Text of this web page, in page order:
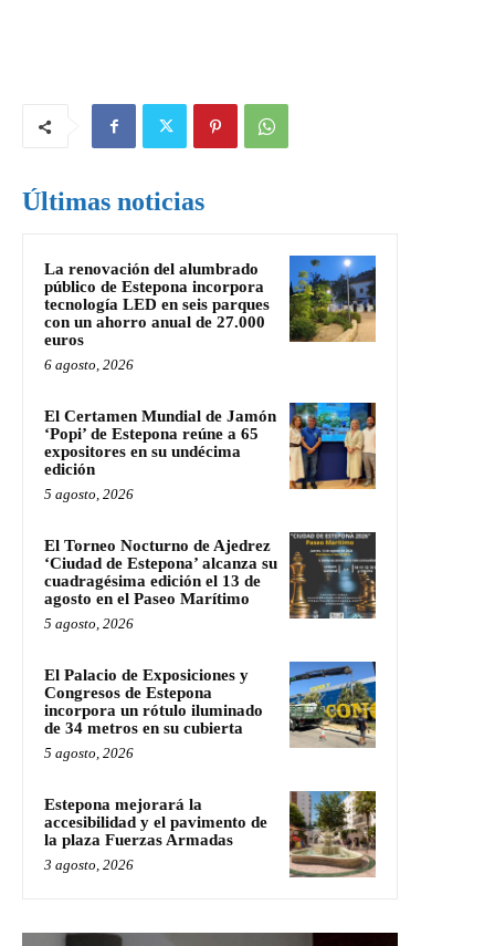
Últimas noticias
La renovación del alumbrado
público de Estepona incorpora
tecnología LED en seis parques
con un ahorro anual de 27.000
euros
6 agosto, 2026
El Certamen Mundial de Jamón
‘Popi’ de Estepona reúne a 65
expositores en su undécima
edición
5 agosto, 2026
El Torneo Nocturno de Ajedrez
‘Ciudad de Estepona’ alcanza su
cuadragésima edición el 13 de
agosto en el Paseo Marítimo
5 agosto, 2026
El Palacio de Exposiciones y
Congresos de Estepona
incorpora un rótulo iluminado
de 34 metros en su cubierta
5 agosto, 2026
Estepona mejorará la
accesibilidad y el pavimento de
la plaza Fuerzas Armadas
3 agosto, 2026